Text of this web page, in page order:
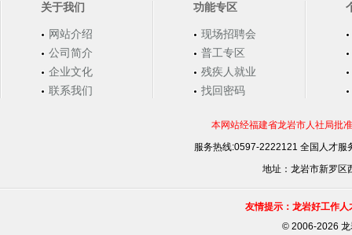
关于我们
网站介绍
公司简介
企业文化
联系我们
功能专区
现场招聘会
普工专区
残疾人就业
找回密码
本网站经福建省龙岩市人社局批
服务热线:0597-2222121 全国人才
地址：龙岩市新罗区
友情提示：龙岩好工作
©2006-2026 龙